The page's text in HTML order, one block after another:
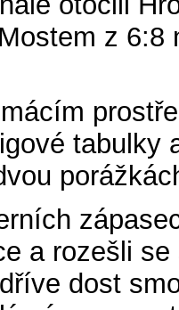
z 6:8
tabulky
a rozešli
dost